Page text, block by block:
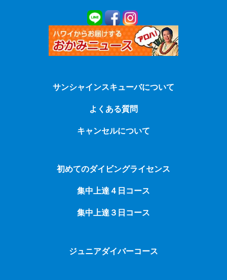
サンシャインスキューバについて
よくある質問
キャンセルについて
初めてのダイビングライセンス
集中上達４日コース
集中上達３日コース
ジュニアダイバーコース